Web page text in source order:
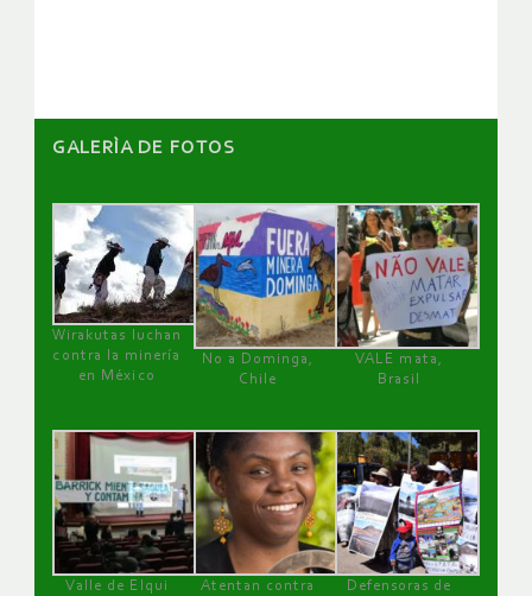
GALERÌA DE FOTOS
Wirakutas luchan
contra la minería
en México
No a Dominga,
Chile
VALE mata,
Brasil
Valle de Elqui
Atentan contra
Defensoras de